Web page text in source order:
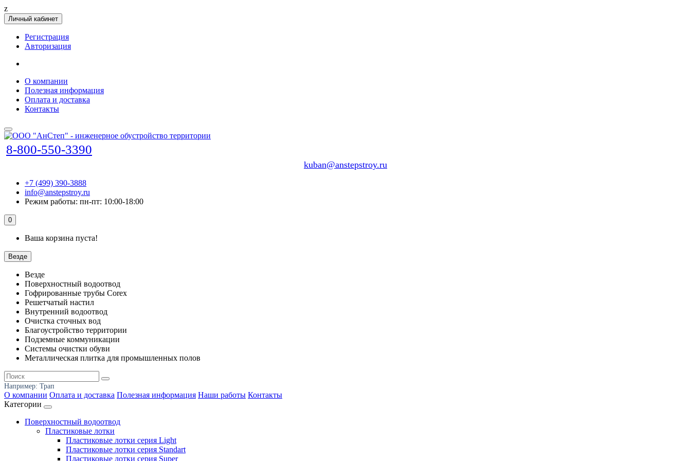
z
Личный кабинет
Регистрация
Авторизация
О компании
Полезная информация
Оплата и доставка
Контакты
8-800-550-3390
kuban@anstepstroy.ru
+7 (499) 390-3888
info@anstepstroy.ru
Режим работы: пн-пт: 10:00-18:00
0
Ваша корзина пуста!
Везде
Везде
Поверхностный водоотвод
Гофрированные трубы Corex
Решетчатый настил
Внутренний водоотвод
Очистка сточных вод
Благоустройство территории
Подземные коммуникации
Системы очистки обуви
Металлическая плитка для промышленных полов
Например: Трап
О компании Оплата и доставка Полезная информация Наши работы Контакты
Категории
Поверхностный водоотвод
Пластиковые лотки
Пластиковые лотки серия Light
Пластиковые лотки серия Standart
Пластиковые лотки серия Super